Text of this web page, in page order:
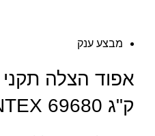
מבצע ענק
ק"ג INTEX 69680